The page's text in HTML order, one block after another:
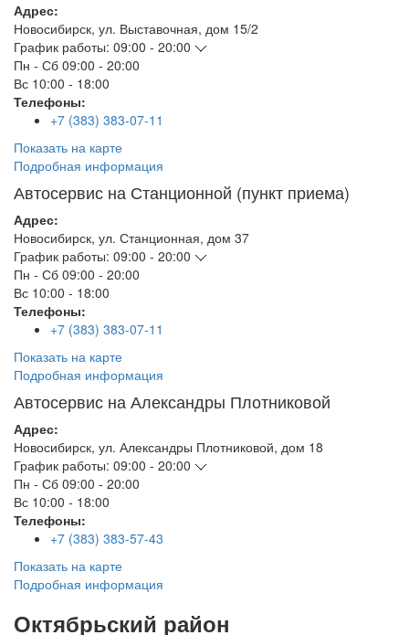
Адрес:
Новосибирск, ул. Выставочная, дом 15/2
График работы: 09:00 - 20:00
Пн - Сб 09:00 - 20:00
Вс 10:00 - 18:00
Телефоны:
+7 (383) 383-07-11
Показать на карте
Подробная информация
Автосервис на Станционной (пункт приема)
Адрес:
Новосибирск, ул. Станционная, дом 37
График работы: 09:00 - 20:00
Пн - Сб 09:00 - 20:00
Вс 10:00 - 18:00
Телефоны:
+7 (383) 383-07-11
Показать на карте
Подробная информация
Автосервис на Александры Плотниковой
Адрес:
Новосибирск, ул. Александры Плотниковой, дом 18
График работы: 09:00 - 20:00
Пн - Сб 09:00 - 20:00
Вс 10:00 - 18:00
Телефоны:
+7 (383) 383-57-43
Показать на карте
Подробная информация
Октябрьский район